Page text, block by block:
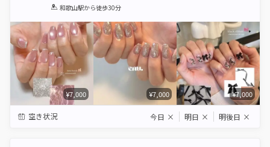
1 2 3 4 5
和歌山駅から徒歩30分
¥7,000 ¥7,000 ¥7,000
空き状況 今日 × 明日 × 明後日 ×